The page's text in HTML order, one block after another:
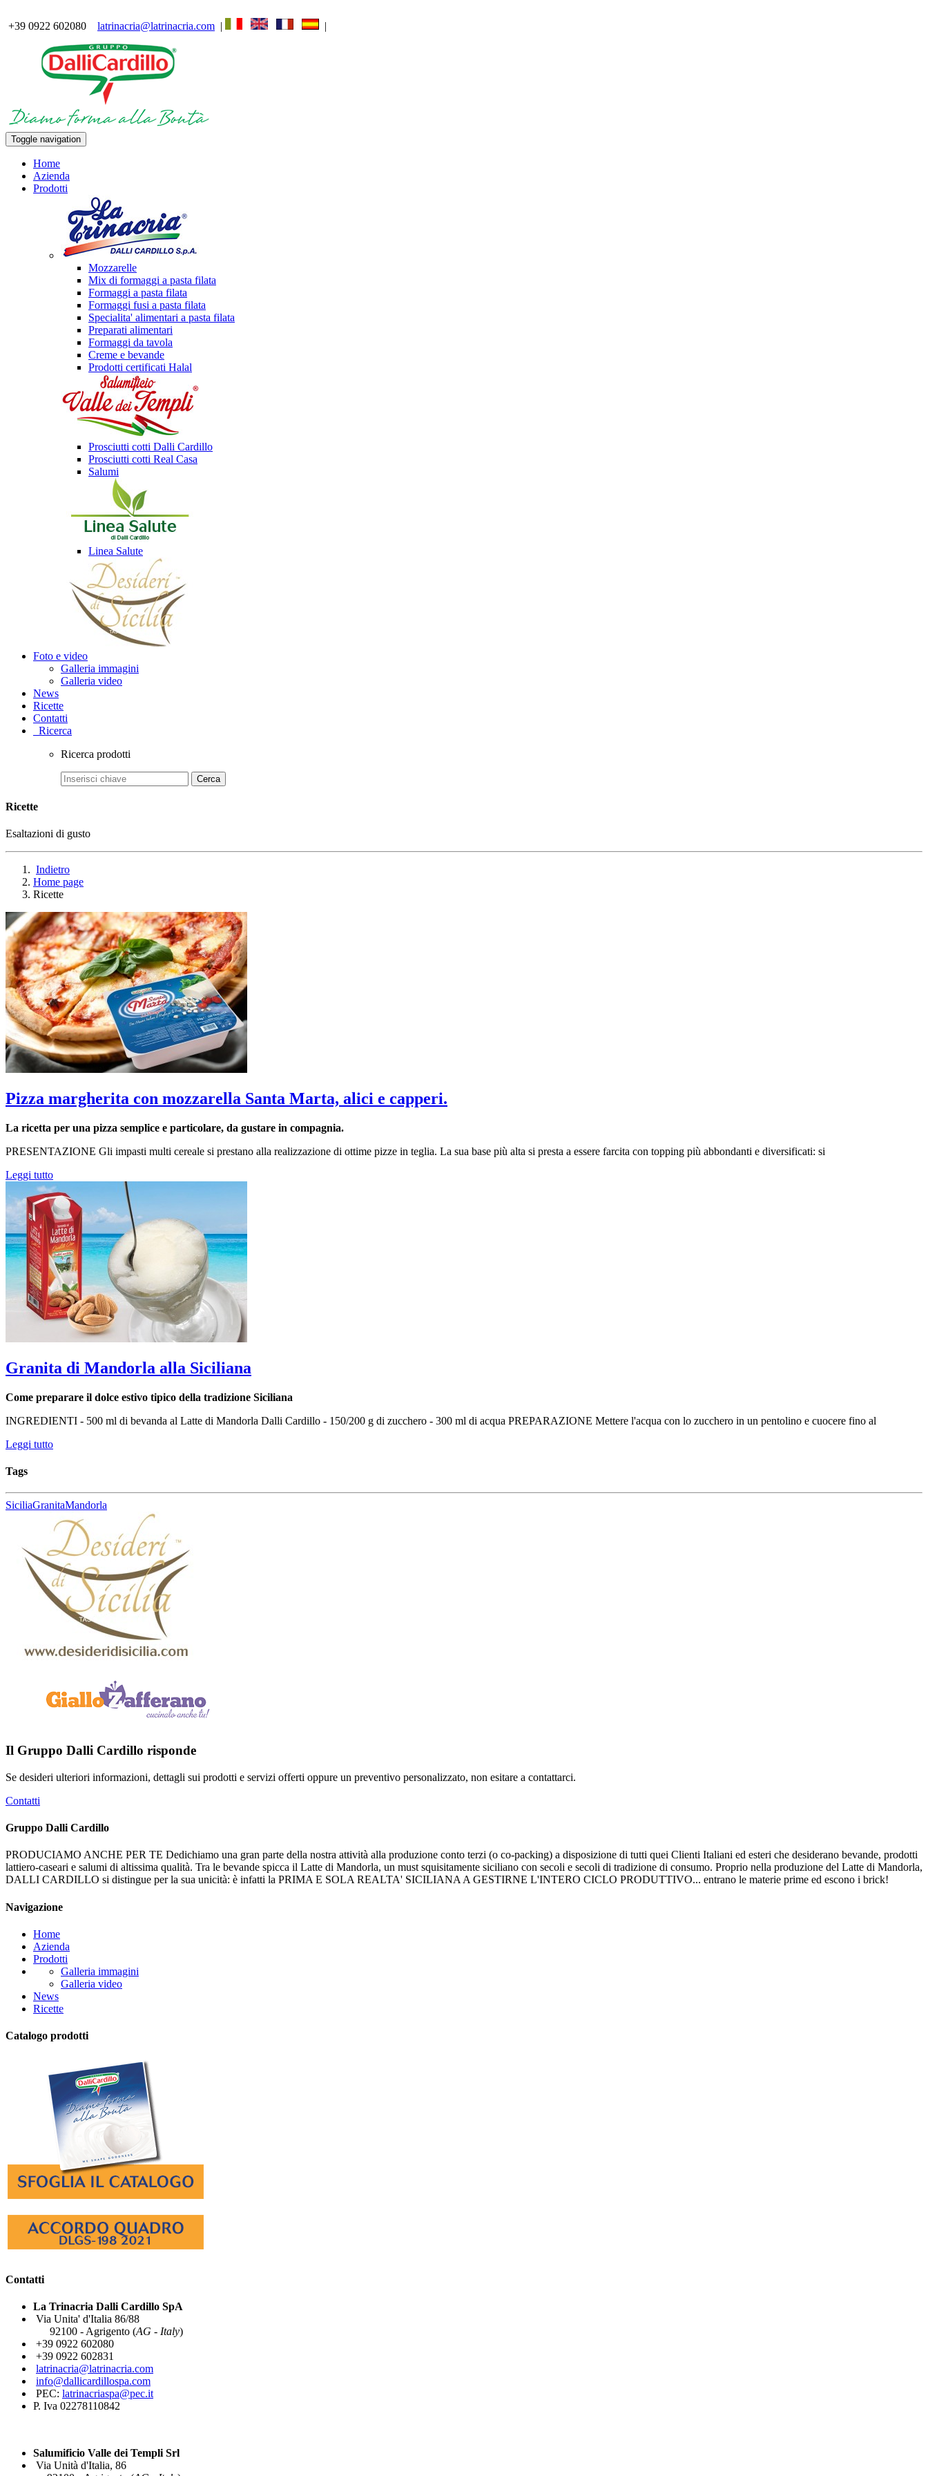
+39 0922 602080 latrinacria@latrinacria.com | |
Toggle navigation
Home
Azienda
Prodotti
Mozzarelle
Mix di formaggi a pasta filata
Formaggi a pasta filata
Formaggi fusi a pasta filata
Specialita' alimentari a pasta filata
Preparati alimentari
Formaggi da tavola
Creme e bevande
Prodotti certificati Halal
Prosciutti cotti Dalli Cardillo
Prosciutti cotti Real Casa
Salumi
Linea Salute
Foto e video
Galleria immagini
Galleria video
News
Ricette
Contatti
Ricerca
Ricerca prodotti
Cerca
Ricette
Esaltazioni di gusto
Indietro
Home page
Ricette
Pizza margherita con mozzarella Santa Marta, alici e capperi.
La ricetta per una pizza semplice e particolare, da gustare in compagnia.
PRESENTAZIONE Gli impasti multi cereale si prestano alla realizzazione di ottime pizze in teglia. La sua base più alta si presta a essere farcita con topping più abbondanti e diversificati: si
Leggi tutto
Granita di Mandorla alla Siciliana
Come preparare il dolce estivo tipico della tradizione Siciliana
INGREDIENTI - 500 ml di bevanda al Latte di Mandorla Dalli Cardillo - 150/200 g di zucchero - 300 ml di acqua PREPARAZIONE Mettere l'acqua con lo zucchero in un pentolino e cuocere fino al
Leggi tutto
Tags
SiciliaGranitaMandorla
Il Gruppo Dalli Cardillo risponde
Se desideri ulteriori informazioni, dettagli sui prodotti e servizi offerti oppure un preventivo personalizzato, non esitare a contattarci.
Contatti
Gruppo Dalli Cardillo
PRODUCIAMO ANCHE PER TE Dedichiamo una gran parte della nostra attività alla produzione conto terzi (o co-packing) a disposizione di tutti quei Clienti Italiani ed esteri che desiderano bevande, prodotti
lattiero-caseari e salumi di altissima qualità. Tra le bevande spicca il Latte di Mandorla, un must squisitamente siciliano con secoli e secoli di tradizione di consumo. Proprio nella produzione del Latte di Mandorla,
DALLI CARDILLO si distingue per la sua unicità: è infatti la PRIMA E SOLA REALTA' SICILIANA A GESTIRNE L'INTERO CICLO PRODUTTIVO... entrano le materie prime ed escono i brick!
Navigazione
Home
Azienda
Prodotti
Galleria immagini
Galleria video
News
Ricette
Catalogo prodotti
Contatti
La Trinacria Dalli Cardillo SpA
Via Unita' d'Italia 86/88
92100 - Agrigento (AG - Italy)
+39 0922 602080
+39 0922 602831
latrinacria@latrinacria.com
info@dallicardillospa.com
PEC: latrinacriaspa@pec.it
P. Iva 02278110842
Salumificio Valle dei Templi Srl
Via Unità d'Italia, 86